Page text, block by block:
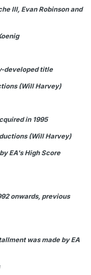
III, Evan Robinson and
developed title
(Will Harvey)
in 1995
(Will Harvey)
EA's High Score
onwards, previous
was made by EA